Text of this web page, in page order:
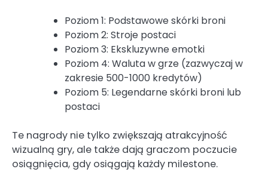
Poziom 1: Podstawowe skórki broni
Poziom 2: Stroje postaci
Poziom 3: Ekskluzywne emotki
Poziom 4: Waluta w grze (zazwyczaj w
zakresie 500-1000 kredytów)
Poziom 5: Legendarne skórki broni lub
postaci
Te nagrody nie tylko zwiększają atrakcyjność
wizualną gry, ale także dają graczom poczucie
osiągnięcia, gdy osiągają każdy milestone.